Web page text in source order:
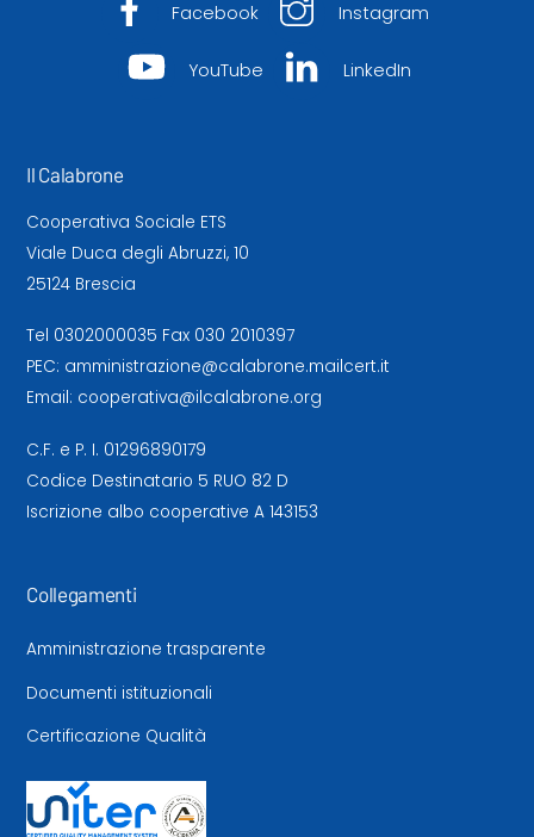
Facebook Instagram
YouTube LinkedIn
Il Calabrone
Cooperativa Sociale ETS
Viale Duca degli Abruzzi, 10
25124 Brescia
Tel 0302000035 Fax 030 2010397
PEC: amministrazione@calabrone.mailcert.it
Email: cooperativa@ilcalabrone.org
C.F. e P. I. 01296890179
Codice Destinatario 5 RUO 82 D
Iscrizione albo cooperative A 143153
Collegamenti
Amministrazione trasparente
Documenti istituzionali
Certificazione Qualità